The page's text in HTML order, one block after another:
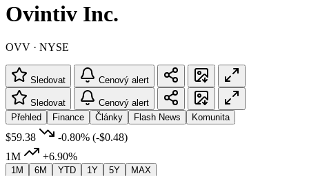
Ovintiv Inc.
OVV · NYSE
Sledovat Cenový alert
Sledovat
Cenový alert
Přehled
Finance Články Flash News Komunita
$59.38 -0.80% (-$0.48)
1M
+6.90%
1M 6M YTD 1Y 5Y MAX